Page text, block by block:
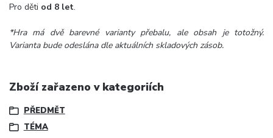
Pro děti od 8 let.
*Hra má dvě barevné varianty přebalu, ale obsah je totožný.
Varianta bude odeslána dle aktuálních skladových zásob.
Zboží zařazeno v kategoriích
PŘEDMĚT
TÉMA